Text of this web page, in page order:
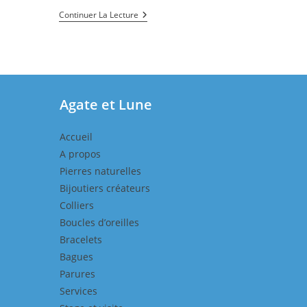
Continuer La Lecture💎
Nos
Agate et Lune
Accueil
A propos
Pierres naturelles
Bijoutiers créateurs
Colliers
Boucles d’oreilles
Bracelets
Bagues
Parures
Services